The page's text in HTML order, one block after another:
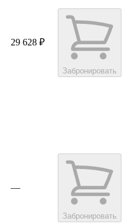
29 628 ₽
Забронировать
—
Забронировать